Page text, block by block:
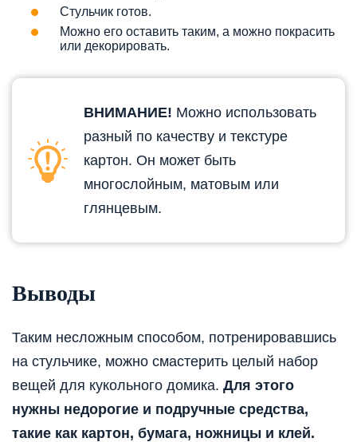
Стульчик готов.
Можно его оставить таким, а можно покрасить
или декорировать.
ВНИМАНИЕ! Можно использовать
разный по качеству и текстуре
картон. Он может быть
многослойным, матовым или
глянцевым.
Выводы
Таким несложным способом, потренировавшись
на стульчике, можно смастерить целый набор
вещей для кукольного домика. Для этого
нужны недорогие и подручные средства,
такие как картон, бумага, ножницы и клей.